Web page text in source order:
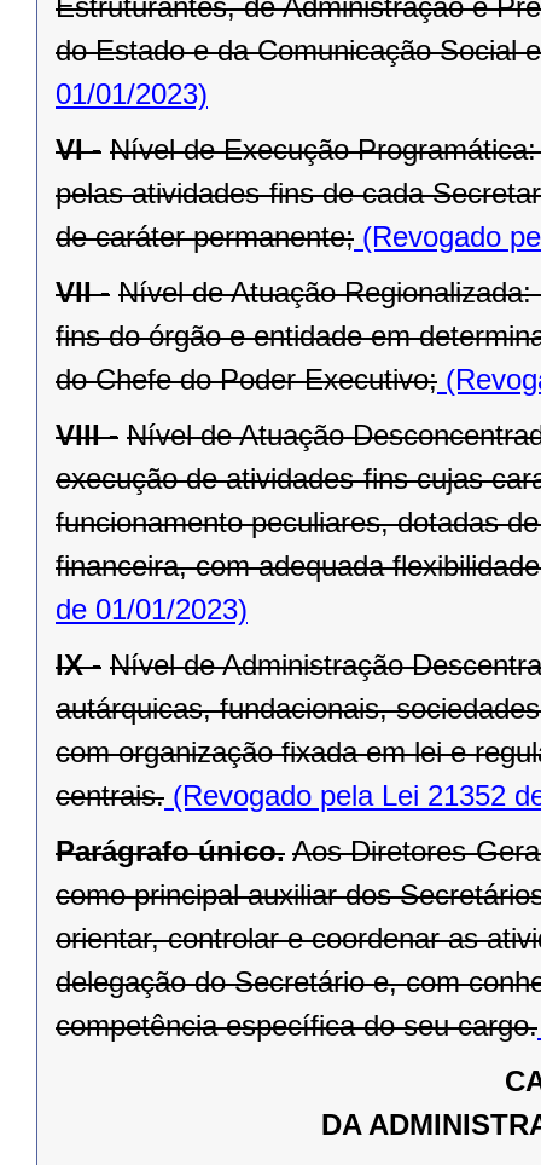
Estruturantes, de Administração e
do Estado e da Comunicação Social
01/01/2023)
VI - Nível de Execução
pelas atividades-fins de cada
de caráter permanente; (Revogado
VII - Nível de Atuação
fins do órgão e entidade em
do Chefe do Poder Executivo;
VIII - Nível de Atuação
execução de atividades-fins cujas
funcionamento peculiares, dotadas
financeira, com adequada
de 01/01/2023)
IX - Nível de Administração
autárquicas, fundacionais,
com organização fixada em lei e
centrais. (Revogado pela Lei 21352
Parágrafo único. Aos Diretores-
como principal auxiliar dos
orientar, controlar e coordenar as
delegação do Secretário e, com
competência específica do seu cargo.
DA